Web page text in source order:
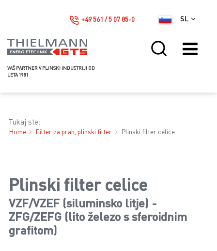
VAŠ PARTNER V PLINSKI INDUSTRIJI OD
LETA 1981
SL
+49 561 / 5 07 85-0
Tukaj ste:
Home Filter za prah, plinski filter Plinski filter celice
Plinski filter celice
VZF/VZEF (siluminsko litje) -
ZFG/ZEFG (lito železo s sferoidnim
grafitom)